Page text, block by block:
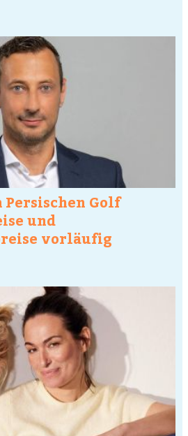
Golf
und
vorläufig